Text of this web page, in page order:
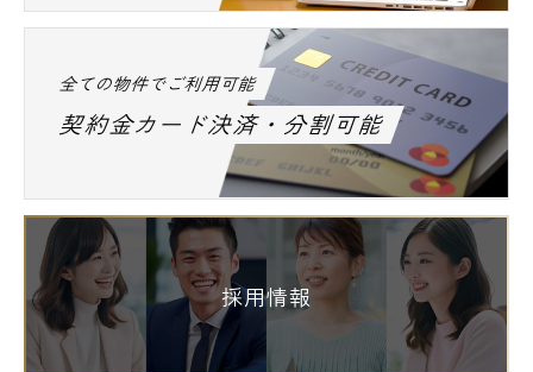
全ての物件でご利用可能
契約金カード決済・分割可能
採用情報